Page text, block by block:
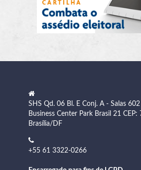
SHS Qd. 06 Bl. E Conj. A - Salas
Business Center Park Brasil 21
Brasília/DF
+55 61 3322-0266